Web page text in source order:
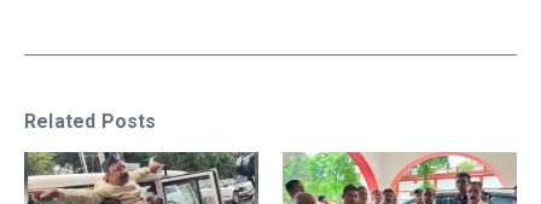
Related Posts